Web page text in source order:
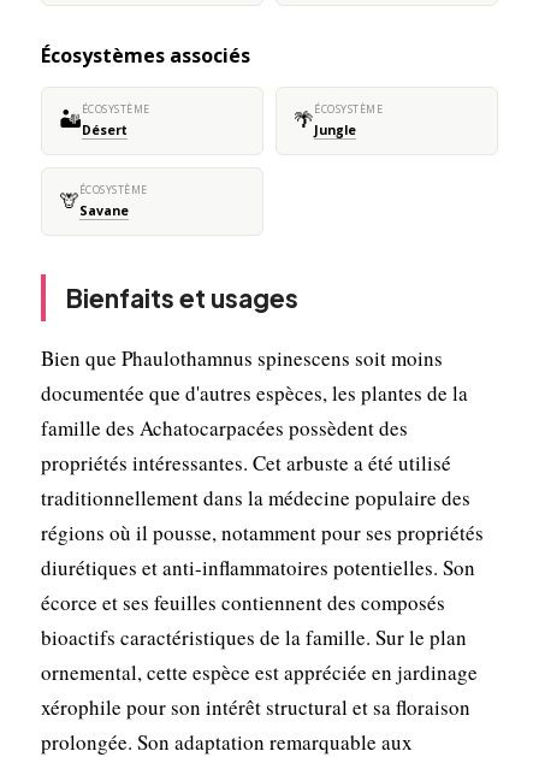
Écosystèmes associés
🏜️ÉCOSYSTÈME
Désert 🌴ÉCOSYSTÈME
Jungle
🦒ÉCOSYSTÈME
Savane
Bienfaits et usages
Bien que Phaulothamnus spinescens soit moins
documentée que d'autres espèces, les plantes de la
famille des Achatocarpacées possèdent des
propriétés intéressantes. Cet arbuste a été utilisé
traditionnellement dans la médecine populaire des
régions où il pousse, notamment pour ses propriétés
diurétiques et anti-inflammatoires potentielles. Son
écorce et ses feuilles contiennent des composés
bioactifs caractéristiques de la famille. Sur le plan
ornemental, cette espèce est appréciée en jardinage
xérophile pour son intérêt structural et sa floraison
prolongée. Son adaptation remarquable aux